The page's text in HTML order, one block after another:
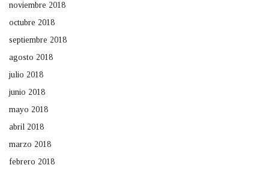
noviembre 2018
octubre 2018
septiembre 2018
agosto 2018
julio 2018
junio 2018
mayo 2018
abril 2018
marzo 2018
febrero 2018